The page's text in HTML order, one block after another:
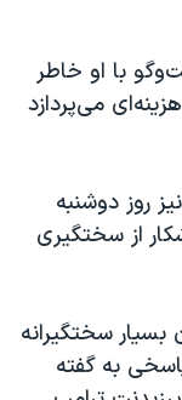
با او خاطر
می‌پردازد
روز دوشنبه
از سختگیری
بسیار سختگیرانه
به گفته